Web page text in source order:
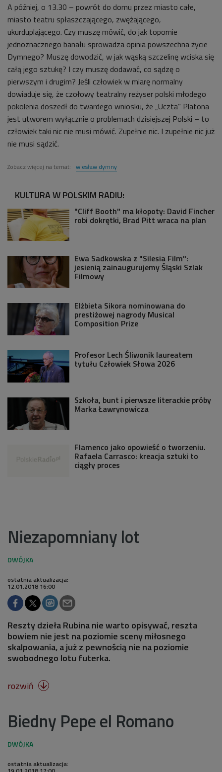
A później, o 13.30 – powrót do domu przez miasto całe,
miasto teatru spłaszczającego, zwężającego,
ukurduplającego. Czy muszę mówić, do jak topornie
jednoznacznego banału sprowadza opinia powszechna życie
Dymnego? Muszę dowodzić, w jak wąską szczelinę wciska się
całą jego sztukę? I czy muszę dodawać, co sądzę o
pierwszym i drugim? Jeśli człowiek w miarę normalny
dowiaduje się, że czołowy teatralny reżyser polski młodego
pokolenia doszedł do twardego wniosku, że „Uczta” Platona
jest utworem wyłącznie o problemach dzisiejszej Polski – to
człowiek taki nic nie musi mówić. Zupełnie nic. I zupełnie nic już
nie musi sądzić.
Zobacz więcej na temat: wiesław dymny
KULTURA W POLSKIM RADIU:
"Cliff Booth" ma kłopoty: David Fincher
robi dokrętki, Brad Pitt wraca na plan
Ewa Sadkowska z "Silesia Film":
jesienią zainaugurujemy Śląski Szlak
Filmowy
Elżbieta Sikora nominowana do
prestiżowej nagrody Musical
Composition Prize
Profesor Lech Śliwonik laureatem
tytułu Człowiek Słowa 2026
Szkoła, bunt i pierwsze literackie próby
Marka Ławrynowicza
Flamenco jako opowieść o tworzeniu.
Rafaela Carrasco: kreacja sztuki to
ciągły proces
Niezapomniany lot
ostatnia aktualizacja:
12.01.2018 16:00
Reszty dzieła Rubina nie warto opisywać, reszta
bowiem nie jest na poziomie sceny miłosnego
skalpowania, a już z pewnością nie na poziomie
swobodnego lotu futerka.
rozwiń 
Biedny Pepe el Romano
ostatnia aktualizacja: